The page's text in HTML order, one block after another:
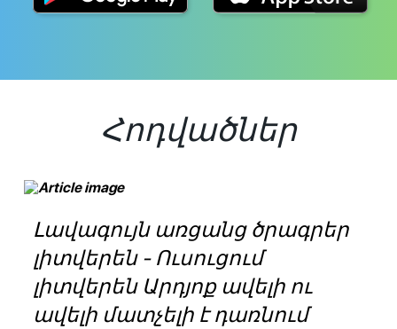
Հոդվածներ
Լավագույն առցանց ծրագրեր
լիտվերեն - Ուսուցում
լիտվերեն Արդյոք ավելի ու
ավելի մատչելի է դառնում